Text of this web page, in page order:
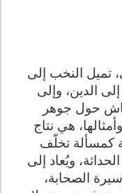
تميل النخب إلى
الدين، وإلى
حول جوهر
هي نتاج
كمسألة تخلّف
ويُعاد إلى
الصحابة،